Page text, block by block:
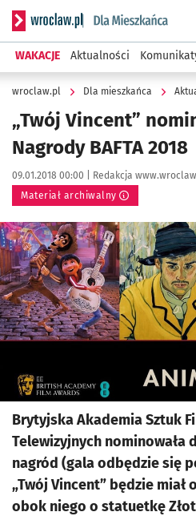
Serwis informacyjny wroclaw.pl
WAKACJE Aktualności
wroclaw.pl Dla mieszkańca
„Twój Vincent”
Nagrody BAFTA 2018
Data publikacji:
09.01.2018 00:00 | Autor:
Redakcja
Materiał archiwalny
Kliknij, aby powiększyć
Brytyjska Akademia Sztuk
Telewizyjnych nominowała
nagród (gala odbędzie się
„Twój Vincent” będzie
obok niego o statuetkę